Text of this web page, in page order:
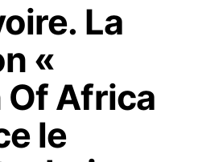
La
«
Of Africa
le